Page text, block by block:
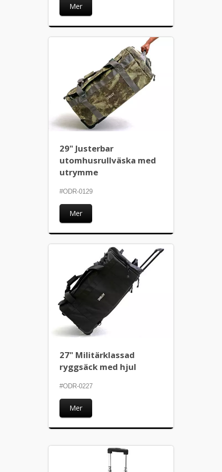
Mer
29" Justerbar
utomhusrullväska med
utrymme
#ODR-0129
Mer
27" Militärklassad
ryggsäck med hjul
#ODR-0227
Mer